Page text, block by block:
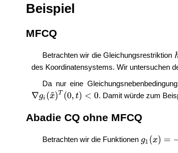
Beispiel
MFCQ
Betrachten wir die Gleichungsrestriktion
des Koordinatensystems. Wir untersuchen
Da nur eine
. Damit würde zum
Abadie CQ ohne MFCQ
Betrachten wir die Funktionen